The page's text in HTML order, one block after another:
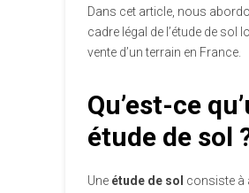
Dans cet article, nous
cadre légal de l’étude de sol
vente d’un terrain en France.
Qu’est-ce
étude de sol
Une étude de sol consiste à